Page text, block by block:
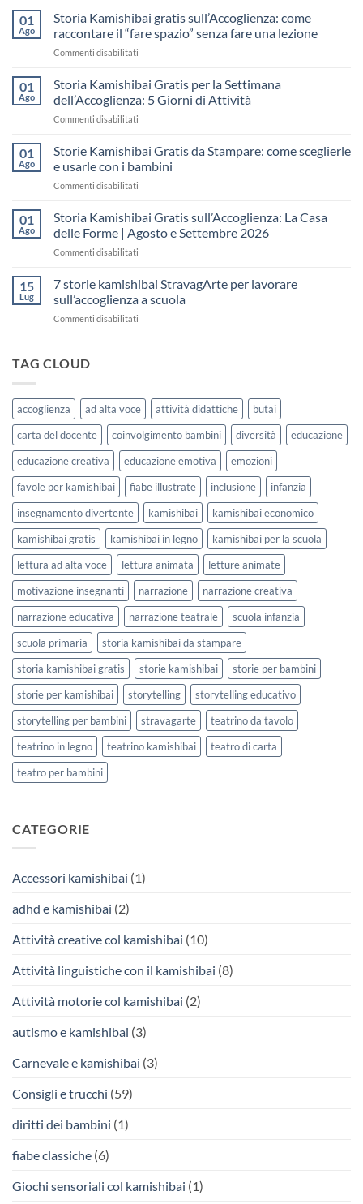
01
Ago
Storia Kamishibai gratis sull’Accoglienza: come
raccontare il “fare spazio” senza fare una lezione
Commenti disabilitati
Kamishibai
sull’Accoglienza:
il
“fare
una
lezione
01
Ago
Storia Kamishibai Gratis per la Settimana
dell’Accoglienza: 5 Giorni di Attività
Commenti disabilitati
Kamishibai
per
dell’Accoglienza:
Giorni
01
Ago
Storie Kamishibai Gratis da Stampare: come sceglierle
e usarle con i bambini
Commenti disabilitati
Kamishibai
da
sceglierle
01
Ago
Storia Kamishibai Gratis sull’Accoglienza: La Casa
delle Forme | Agosto e Settembre 2026
Commenti disabilitati
Kamishibai
sull’Accoglienza:
Settembre
2026
15
Lug
7 storie kamishibai StravagArte per lavorare
sull’accoglienza a scuola
Commenti disabilitati
lavorare
sull’accoglienza
a
scuola
TAG CLOUD
accoglienza ad alta voce attività didattiche
butai
carta del docente
coinvolgimento bambini diversità
educazione
educazione creativa
educazione emotiva
emozioni
favole per kamishibai
fiabe illustrate inclusione
infanzia
insegnamento divertente
kamishibai
kamishibai economico
kamishibai gratis
kamishibai in legno
kamishibai per la scuola
lettura ad alta voce
lettura animata
letture animate
motivazione insegnanti
narrazione
narrazione creativa
narrazione educativa
narrazione teatrale
scuola infanzia
scuola primaria
storia kamishibai da stampare
storia kamishibai gratis
storie kamishibai
storie per bambini
storie per kamishibai
storytelling
storytelling educativo
storytelling per bambini
stravagarte
teatrino da tavolo
teatrino in legno
teatrino kamishibai
teatro di carta
teatro per bambini
CATEGORIE
Accessori kamishibai (1)
adhd e kamishibai (2)
Attività creative col kamishibai (10)
Attività linguistiche con il kamishibai (8)
Attività motorie col kamishibai (2)
autismo e kamishibai (3)
Carnevale e kamishibai (3)
Consigli e trucchi (59)
diritti dei bambini (1)
fiabe classiche (6)
Giochi sensoriali col kamishibai (1)